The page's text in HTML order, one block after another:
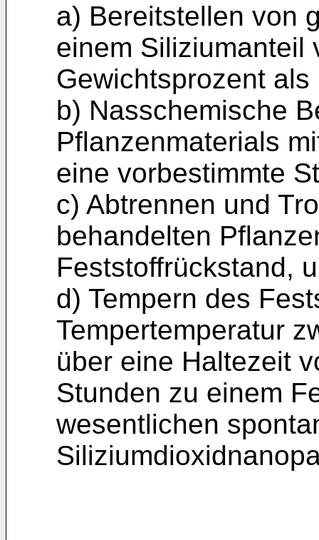
a) Bereitstellen von
einem Siliziumanteil
Gewichtsprozent
b) Nasschemische
Pflanzenmaterials
eine vorbestimmte
c) Abtrennen und
behandelten
Feststoffrückstand,
d) Tempern des
Tempertemperatur
über eine Haltezeit
Stunden zu einem
wesentlichen